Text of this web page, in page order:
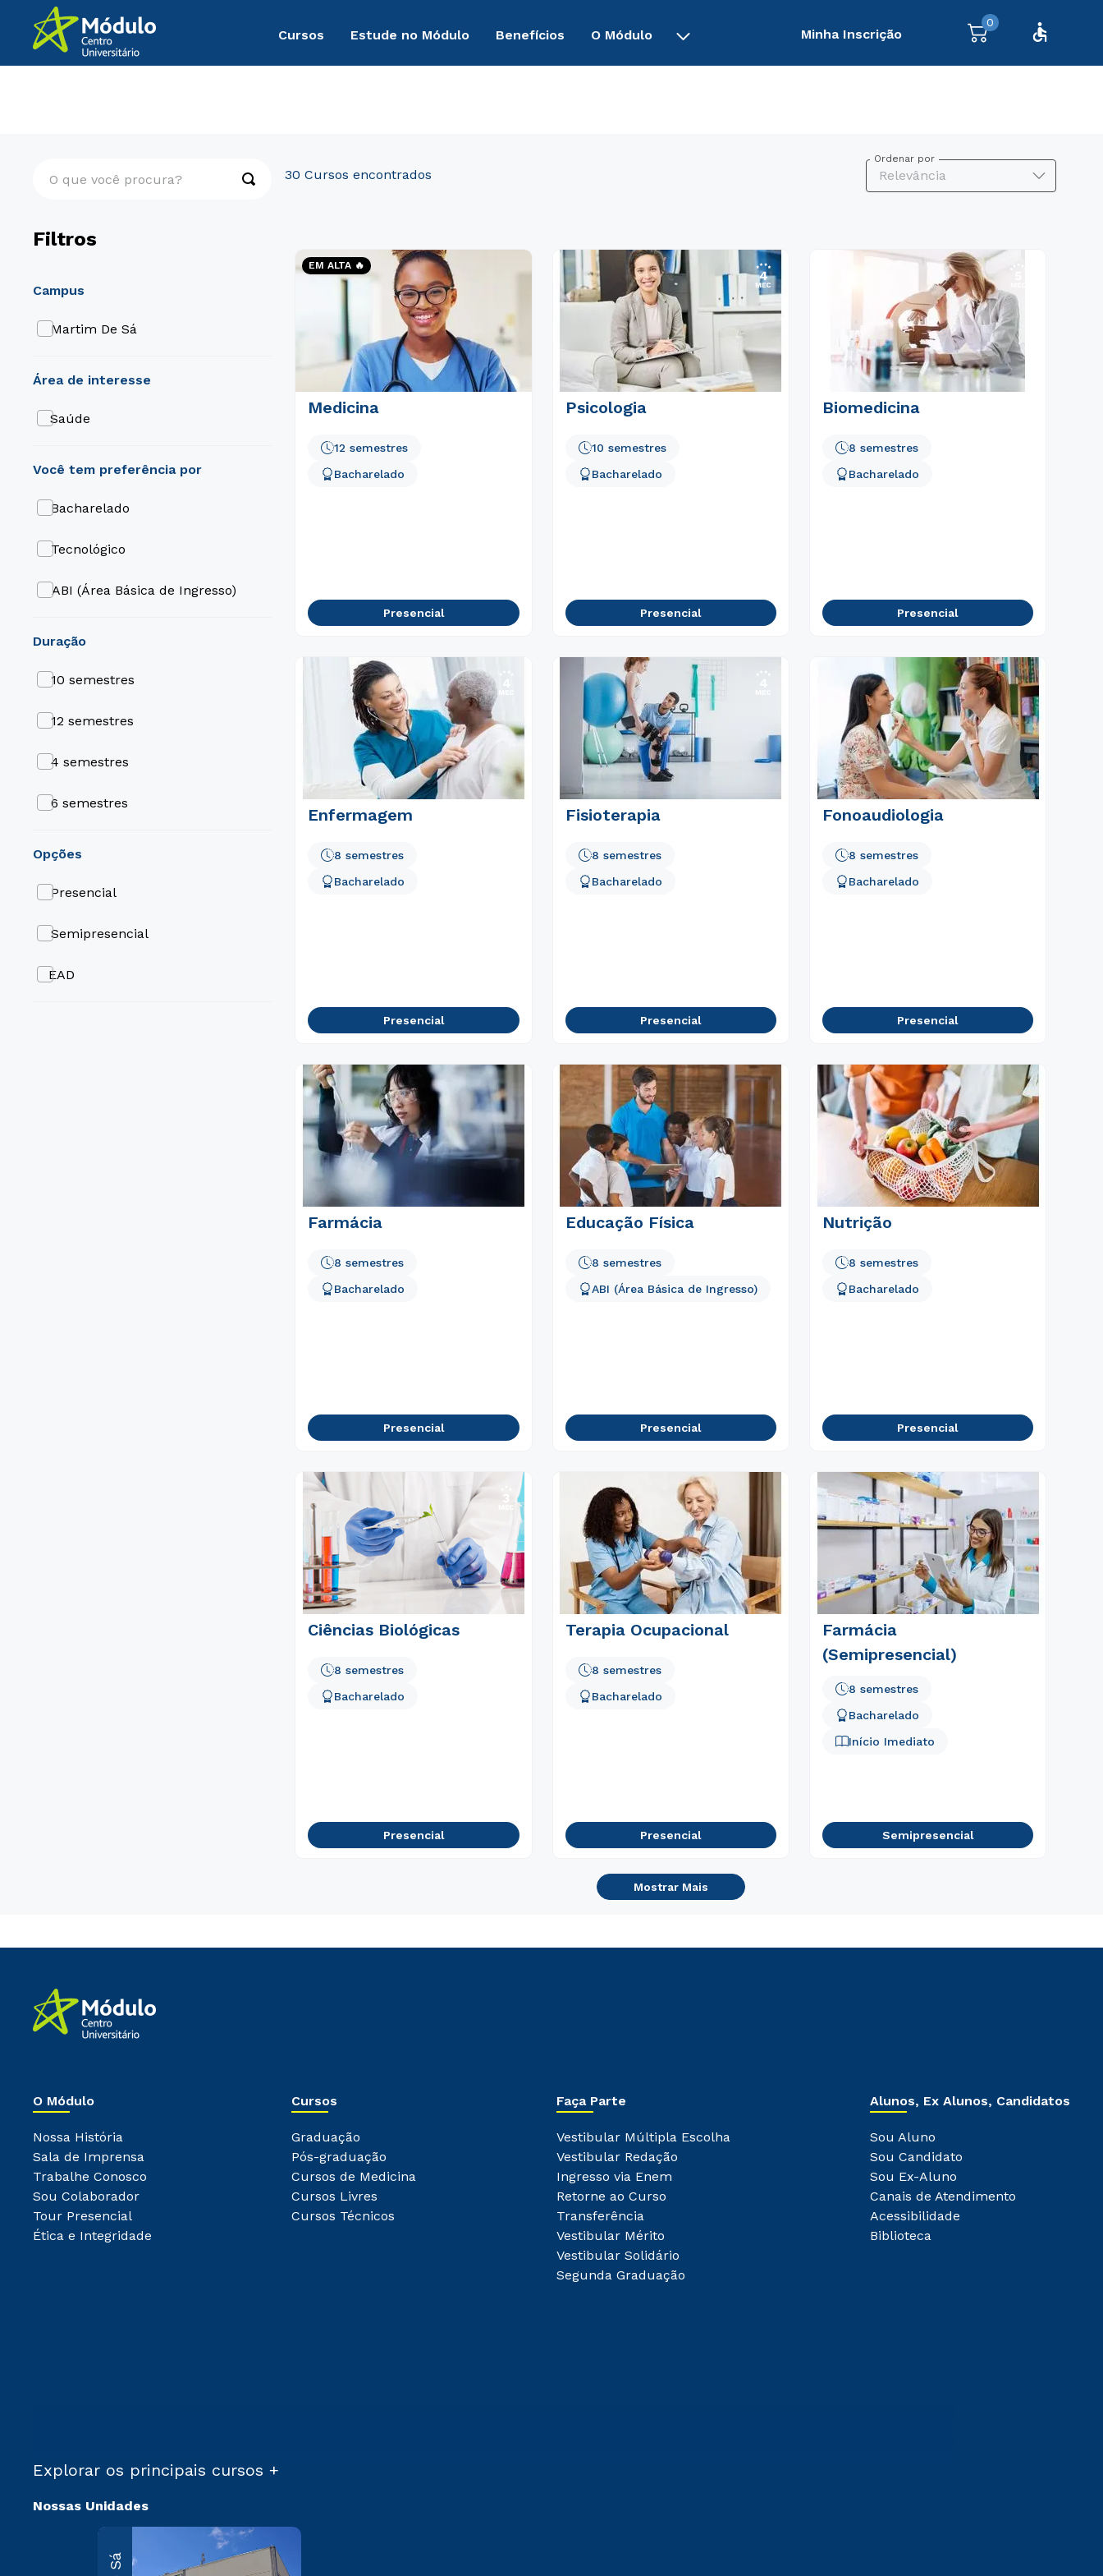
Cursos Estude no Módulo Benefícios O Módulo Minha Inscrição
0
Filtros
área de interesse
Saúde
campus
Martim De Sá
duração
10 semestres
12 semestres
4 semestres
6 semestres
opções
Presencial
Semipresencial
EAD
Bacharelado
Tecnológico
ABI (Área Básica de Ingresso)
30
Ordenar por
Relevância
EM ALTA 🔥
Medicina
12 semestres
Bacharelado
Presencial
Psicologia
Bacharelado
10 semestres
Presencial
Biomedicina
Bacharelado
8 semestres
Presencial
Enfermagem
Bacharelado
8 semestres
Presencial
Fisioterapia
Bacharelado
8 semestres
Presencial
Fonoaudiologia
8 semestres
Bacharelado
Presencial
Farmácia
8 semestres
Bacharelado
Presencial
Educação Física
ABI (Área Básica de Ingresso)
8 semestres
Presencial
Nutrição
8 semestres
Bacharelado
Presencial
Ciências Biológicas
8 semestres
Bacharelado
Presencial
Terapia Ocupacional
Bacharelado
8 semestres
Presencial
Farmácia
(Semipresencial)
8 semestres
Bacharelado
Início Imediato
Semipresencial
Mostrar Mais
O Módulo
Nossa História
Sala de Imprensa
Trabalhe Conosco
Sou Colaborador
Tour Presencial
Ética e Integridade
Cursos
Graduação
Pós-graduação
Cursos de Medicina
Cursos Livres
Cursos Técnicos
Faça Parte
Vestibular Múltipla Escolha
Vestibular Redação
Ingresso via Enem
Retorne ao Curso
Transferência
Vestibular Mérito
Vestibular Solidário
Segunda Graduação
Alunos, Ex Alunos, Candidatos
Sou Aluno
Sou Candidato
Sou Ex-Aluno
Canais de Atendimento
Acessibilidade
Biblioteca
Explorar os principais cursos +
Nossas Unidades
Estou de acordo com a Política de Privacidade.e
autorizo que meus dados sejam utilizados para o
envio de conteúdos do Módulo.